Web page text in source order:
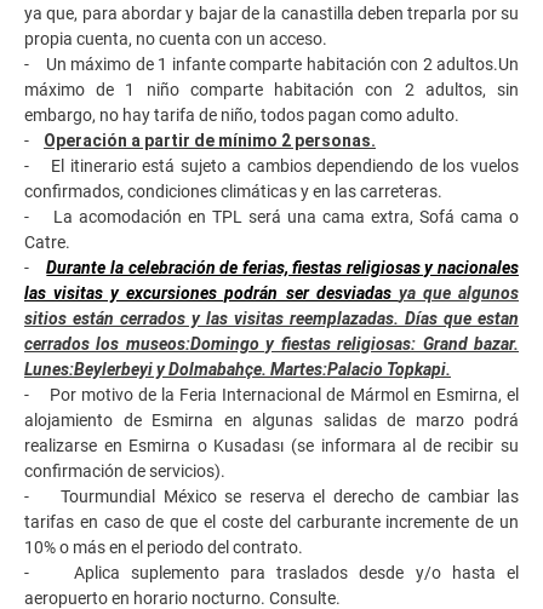
ya que, para abordar y bajar de la canastilla deben treparla por su
propia cuenta, no cuenta con un acceso.
- Un máximo de 1 infante comparte habitación con 2 adultos.Un
máximo de 1 niño comparte habitación con 2 adultos, sin
embargo, no hay tarifa de niño, todos pagan como adulto.
- Operación a partir de mínimo 2 personas.
- El itinerario está sujeto a cambios dependiendo de los vuelos
confirmados, condiciones climáticas y en las carreteras.
- La acomodación en TPL será una cama extra, Sofá cama o
Catre.
-Durante la celebración de ferias, fiestas religiosas y nacionales
las visitas y excursiones podrán ser desviadas ya que algunos
sitios están cerrados y las visitas reemplazadas. Días que estan
cerrados los museos:Domingo y fiestas religiosas: Grand bazar.
Lunes:Beylerbeyi y Dolmabahçe. Martes:Palacio Topkapi.
- Por motivo de la Feria Internacional de Mármol en Esmirna, el
alojamiento de Esmirna en algunas salidas de marzo podrá
realizarse en Esmirna o Kusadası (se informara al de recibir su
confirmación de servicios).
- Tourmundial México se reserva el derecho de cambiar las
tarifas en caso de que el coste del carburante incremente de un
10% o más en el periodo del contrato.
- Aplica suplemento para traslados desde y/o hasta el
aeropuerto en horario nocturno. Consulte.